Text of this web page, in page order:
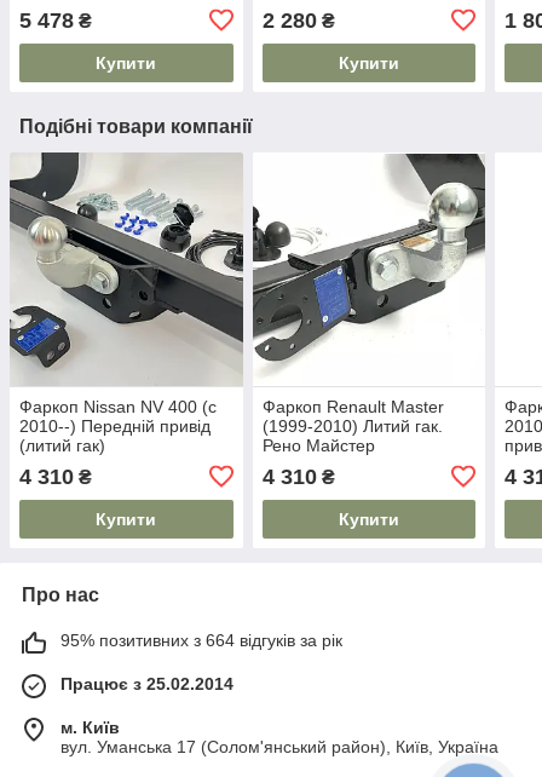
5 478 ₴
Купити
2 280₴
Купити
1
Подібні товари компанії
Фаркоп Nissan NV 400 (c
2010--) Передній привід
(литий гак)
4 310 ₴
Купити
Фаркоп Renault Master
(1999-2010) Литий гак.
Рено Майстер
4 310₴
Купити
4
Про нас
95% позитивних з 664 відгуків за рік
Працює з 25.02.2014
м. Київ
вул. Уманська 17 (Солом'янський район), Київ, Україна